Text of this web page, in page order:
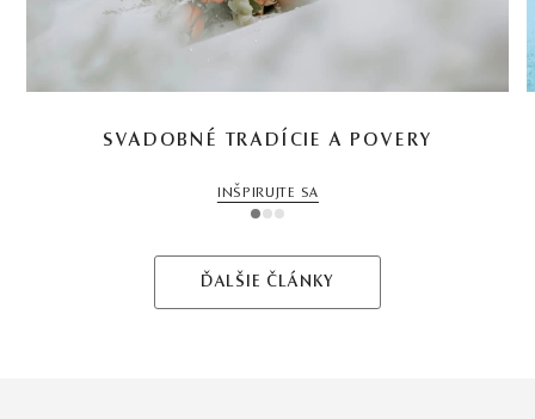
SVADOBNÉ TRADÍCIE A POVERY
INŠPIRUJTE SA
1 2 3
ĎALŠIE ČLÁNKY